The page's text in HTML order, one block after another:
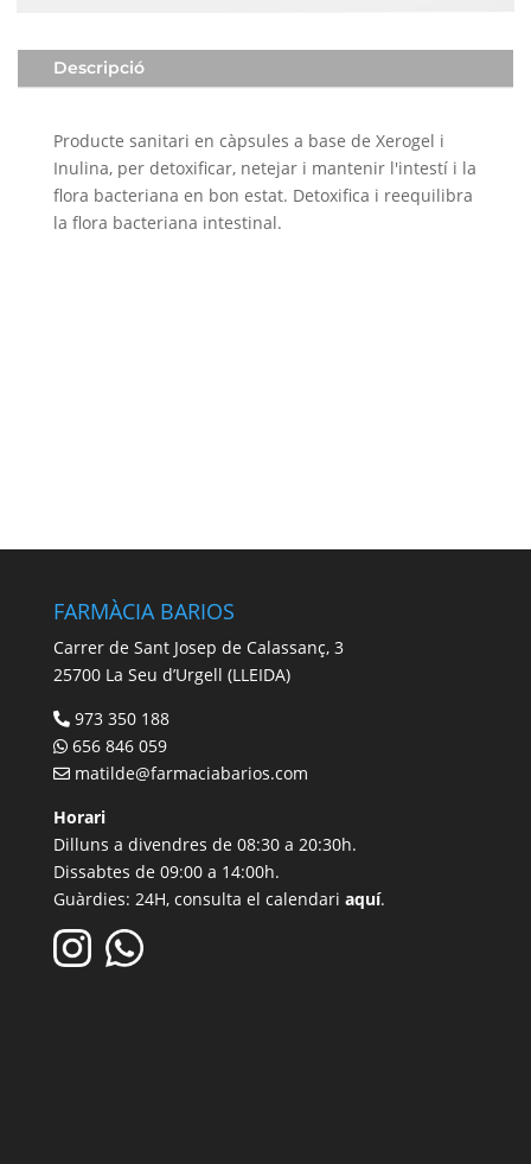
Descripció
Producte sanitari en càpsules a base de Xerogel i
Inulina, per detoxificar, netejar i mantenir l'intestí i la
flora bacteriana en bon estat. Detoxifica i reequilibra
la flora bacteriana intestinal.
FARMÀCIA BARIOS
Carrer de Sant Josep de Calassanç, 3
25700 La Seu d’Urgell (LLEIDA)
973 350 188
656 846 059
matilde@farmaciabarios.com
Horari
Dilluns a divendres de 08:30 a 20:30h.
Dissabtes de 09:00 a 14:00h.
Guàrdies: 24H, consulta el calendari aquí.